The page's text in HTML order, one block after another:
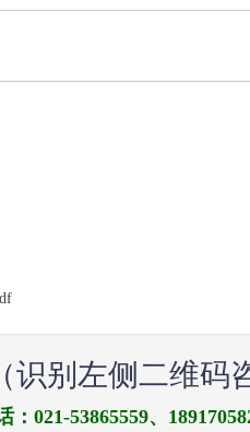
（识别左侧二维码
021-53865559、